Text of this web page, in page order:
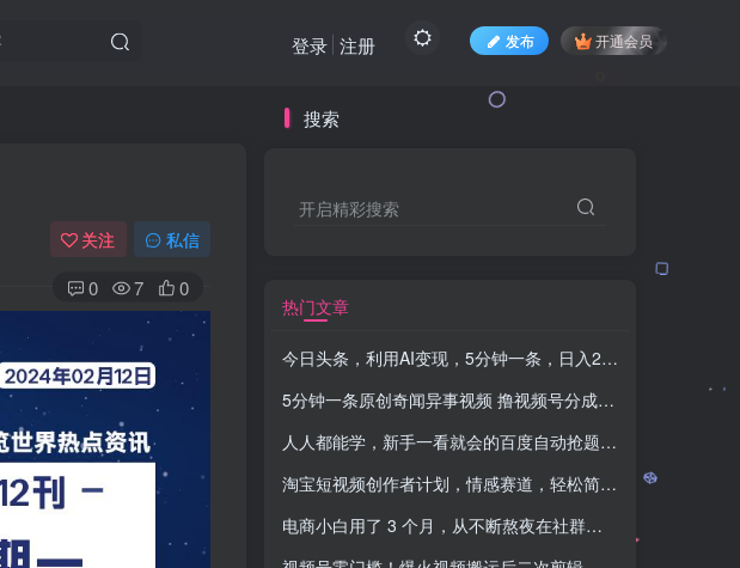
发布 开通会员
登录 注册
关注 私信
0 7 0
搜索
开启精彩搜索
热门文章
今日头条，利用AI变现，5分钟一条，日入2000+
5分钟一条原创奇闻异事视频 撸视频号分成，小白也能日入500+
人人都能学，新手一看就会的百度自动抢题答题
淘宝短视频创作者计划，情感赛道，轻松简单获取收益，手把手教学
电商小白用了 3 个月，从不断熬夜在社群中学习并去践行，到视频号跑通 0-1 月入 12W+